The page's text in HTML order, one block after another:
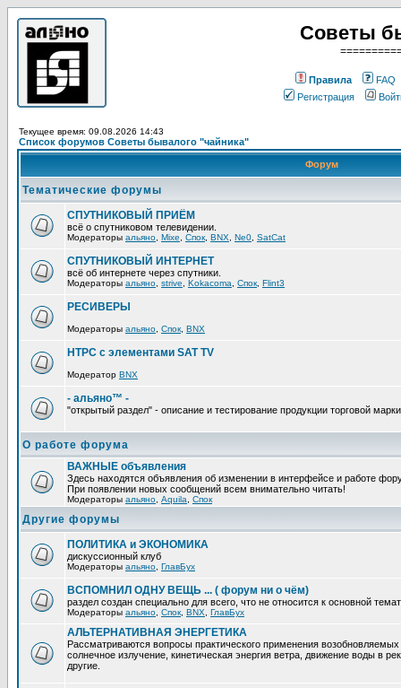
Советы
Правила
FAQ
Регистрация
Текущее время: 09.08.2026 14:43
Список форумов Советы бывалого "чайника"
Форум
Тематические форумы
СПУТНИКОВЫЙ ПРИЁМ
всё о спутниковом телевидении.
Модераторы альяно Mixe Спок BNX Ne0 SatCat
СПУТНИКОВЫЙ ИНТЕРНЕТ
всё об интернете через спутники.
Модераторы альяно strive Kokacoma Спок Flint3
РЕСИВЕРЫ
Модераторы альяно Спок BNX
HTPC с элементами SAT TV
Модератор BNX
- альяно™ -
"открытый раздел" - описание и тестирование продукции торговой
О работе форума
ВАЖНЫЕ объявления
Здесь находятся объявления об изменении в интерфейсе и работе
При появлении новых сообщений всем внимательно читать!
Модераторы альяно Aquila Спок
Другие форумы
ПОЛИТИКА и ЭКОНОМИКА
дискуссионный клуб
Модераторы альяно ГлавБух
ВСПОМНИЛ ОДНУ ВЕЩЬ ... ( форум ни о чём)
раздел создан специально для всего, что не относится к основной
Модераторы альяно Спок BNX ГлавБух
АЛЬТЕРНАТИВНАЯ ЭНЕРГЕТИКА
Рассматриваются вопросы практического применения
солнечное излучение, кинетическая энергия ветра, движение воды в
другие.